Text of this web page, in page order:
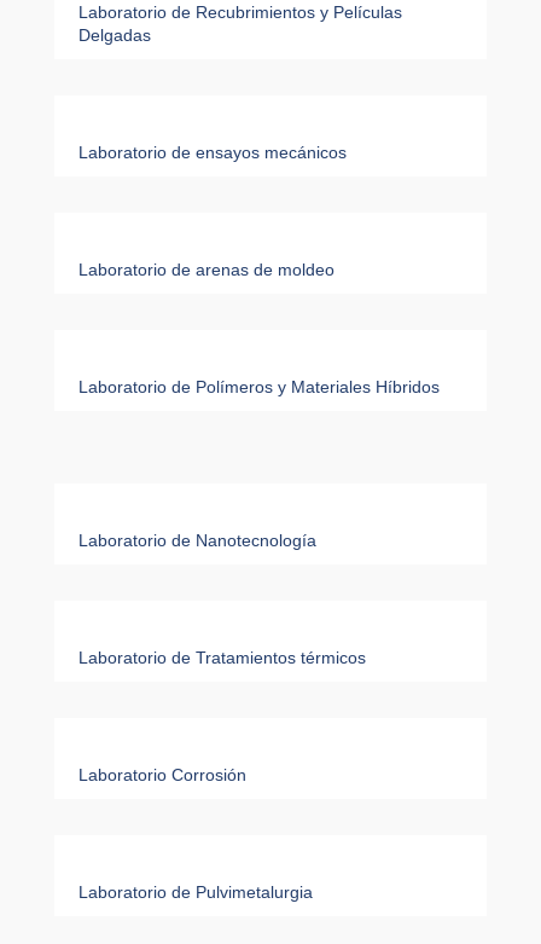
Laboratorio de Recubrimientos y Películas
Delgadas
Laboratorio de ensayos mecánicos
Laboratorio de arenas de moldeo
Laboratorio de Polímeros y Materiales Híbridos
Laboratorio de Nanotecnología
Laboratorio de Tratamientos térmicos
Laboratorio Corrosión
Laboratorio de Pulvimetalurgia